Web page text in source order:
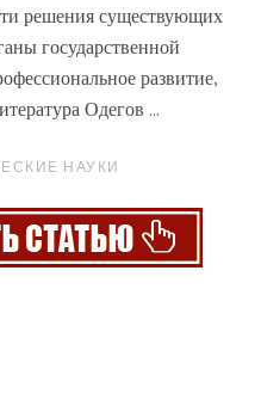
решения существующих
государственной
развитие,
Одегов ...
НАУКИ